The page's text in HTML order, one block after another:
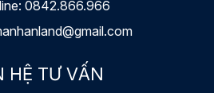
0842.866.966
HỆ TƯ VẤN